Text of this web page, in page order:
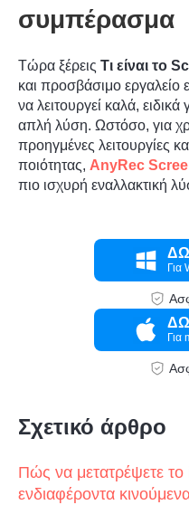
συμπέρασμα
Τώρα ξέρεις Τι είναι το
και προσβάσιμο εργαλείο
να λειτουργεί καλά,
απλή λύση. Ωστόσο, για
προηγμένες λειτουργίες
ποιότητας, AnyRec
πιο ισχυρή εναλλακτική
Για
Για
Σχετικό άρθρο
Πώς να μετατρέψετε
ενδιαφέροντα